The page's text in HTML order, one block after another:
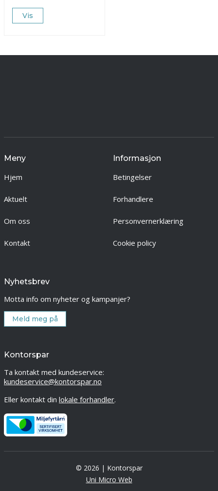
Vis
Meny
Hjem
Aktuelt
Om oss
Kontakt
Informasjon
Betingelser
Forhandlere
Personvernerklæring
Cookie policy
Nyhetsbrev
Motta info om nyheter og kampanjer?
Meld meg på
Kontorspar
Ta kontakt med kundeservice:
kundeservice@kontorspar.no
Eller kontakt din lokale forhandler.
© 2026 | Kontorspar
Uni Micro Web